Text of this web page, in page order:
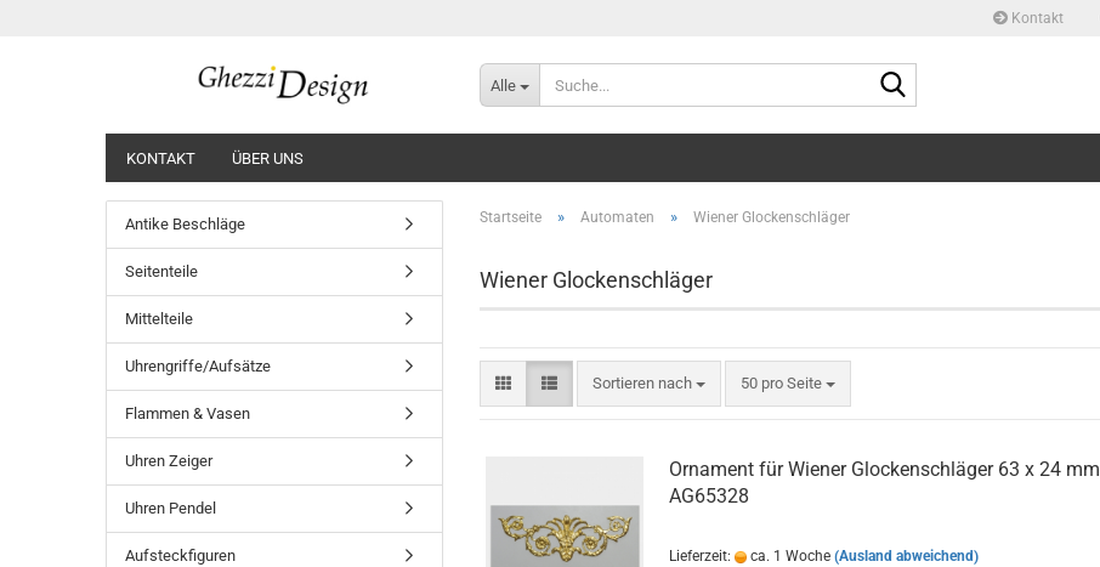
Kontakt
Alle
KONTAKT ÜBER UNS
Startseite » Automaten » Wiener Glockenschläger
Wiener Glockenschläger
Sortieren nach
Sortieren nach 50 pro Seite
pro Seite
Ornament für Wiener Glockenschläger 63 x 24 mm
AG65328
Lieferzeit: ca. 1 Woche (Ausland abweichend)
Antike Beschläge
Seitenteile
Mittelteile
Uhrengriffe/Aufsätze
Flammen & Vasen
Uhren Zeiger
Uhren Pendel
Aufsteckfiguren